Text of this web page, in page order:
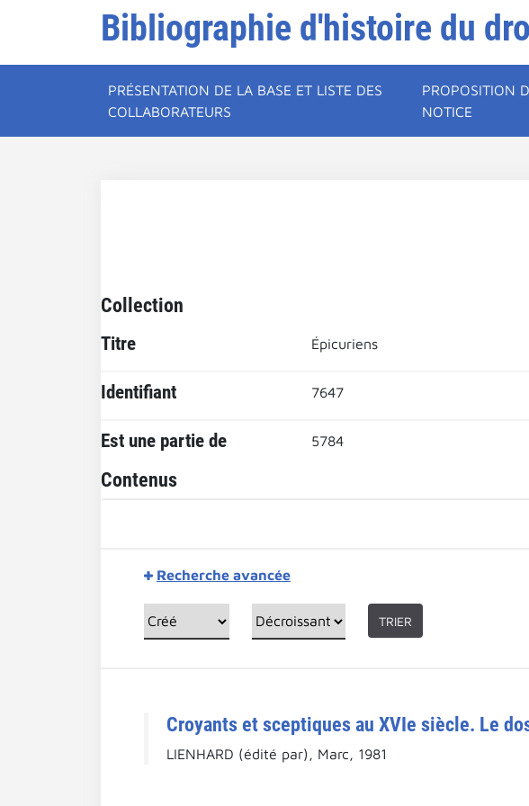
Bibliographie d'histoire du
PRÉSENTATION DE LA BASE ET LISTE DES
COLLABORATEURS
PROPOSITION
NOTICE
Collection
Titre Épicuriens
Identifiant 7647
Est une partie de 5784
Contenus
Recherche avancée
TRIER
Croyants et sceptiques au XVIe siècle. Le
LIENHARD (édité par), Marc, 1981